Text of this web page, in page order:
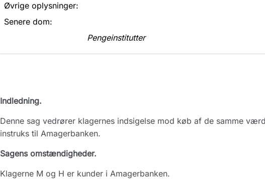
Øvrige oplysninger:
Senere dom:
Pengeinstitutter
Indledning.
Denne sag vedrører klagernes indsigelse mod køb af de samme
instruks til Amagerbanken.
Sagens omstændigheder.
Klagerne M og H er kunder i Amagerbanken.